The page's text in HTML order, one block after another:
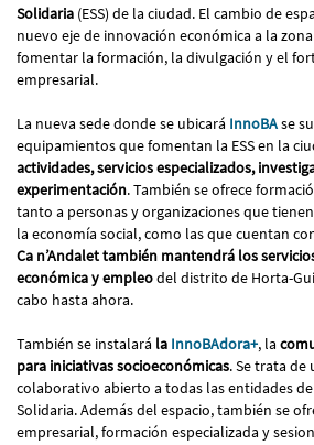
Solidaria (ESS) de la ciudad. El cambio de
nuevo eje de innovación económica a la
fomentar la formación, la divulgación y el
empresarial.
La nueva sede donde se ubicará InnoBAse
equipamientos que fomentan la ESS en la
actividades, servicios especializados,
experimentación. También se ofrece
tanto a personas y organizaciones que
la economía social, como las que cuentan
Ca n’Andalet también mantendrá los
económica y empleodel distrito de Horta-
cabo hasta ahora.
También se instalará la InnoBAdora+, la
para iniciativas socioeconómicas. Se trata
colaborativo abierto a todas las entidades
Solidaria. Además del espacio, también se
empresarial, formación especializada y